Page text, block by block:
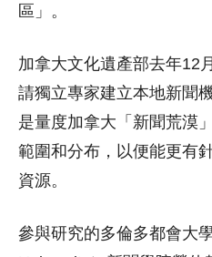
區」。
加拿大文化遺產部去年12
請獨立專家建立本地新聞
是量度加拿大「新聞荒漠
範圍和分布，以便能更有
資源。
參與研究的多倫多都會大